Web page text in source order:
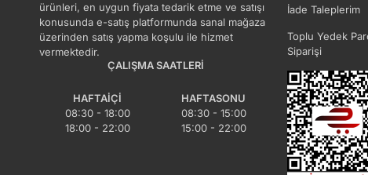
ürünleri, en uygun fiyata tedarik etme ve satışı
konusunda e-satış platformunda sanal mağaza
üzerinden satış yapma koşulu ile hizmet
vermektedir.
ÇALIŞMA SAATLERI
HAFTAIÇI
08:30 - 18:00
18:00 - 22:00
HAFTASONU
08:30 - 15:00
15:00 - 22:00
İade Taleplerim
Toplu Yedek
Siparişi